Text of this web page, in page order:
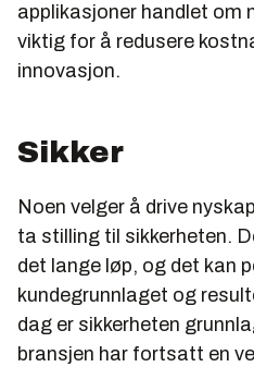
applikasjoner handlet om
viktig for å redusere
innovasjon.
Sikker
Noen velger å drive
ta stilling til sikkerheten.
det lange løp, og det kan
kundegrunnlaget og
dag er sikkerheten
bransjen har fortsatt en